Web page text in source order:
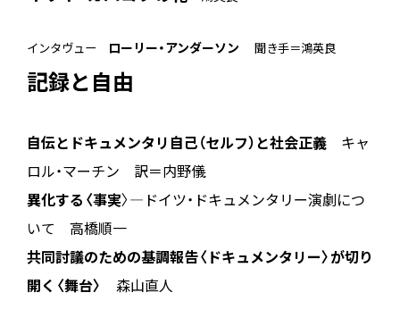
インタヴュー ローリー・アンダーソン 聞き手＝鴻英良
記録と自由
自伝とドキュメンタリ――自己（セルフ）と社会正義 キャ
ロル・マーチン 訳＝内野儀
異化する〈事実〉―ドイツ・ドキュメンタリー演劇につ
いて 高橋順一
共同討議のための基調報告〈ドキュメンタリー〉が切り
開く〈舞台〉
森山直人